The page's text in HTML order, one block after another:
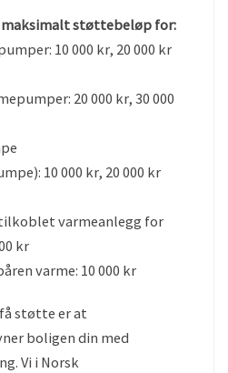
maksimalt støttebeløp for:
10 000 kr, 20 000 kr
20 000 kr, 30 000
10 000 kr, 20 000 kr
varmeanlegg for
kr
varme: 10 000 kr
støtte er at
boligen din med
Vi i Norsk